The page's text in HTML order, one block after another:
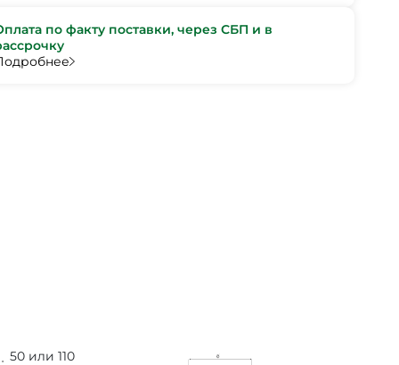
по факту поставки, через СБП и в
50 или 110